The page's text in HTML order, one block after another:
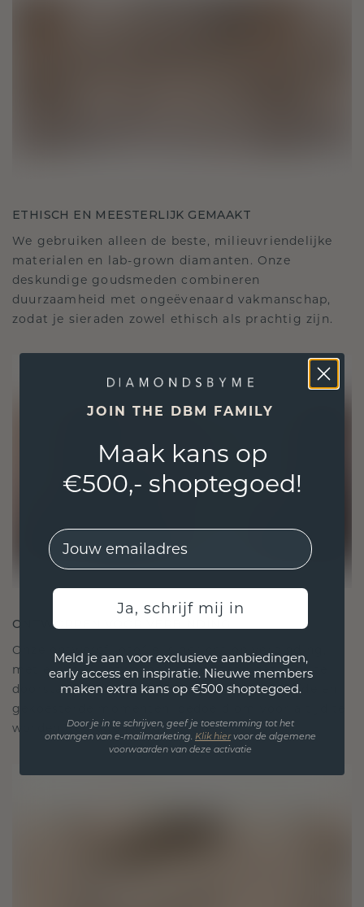
ETHISCH EN MEESTERLIJK GEMAAKT
We gebruiken alleen de beste, milieuvriendelijke
materialen en lab-grown diamanten. Onze
deskundige goudsmeden combineren
duurzaamheid met ongeëvenaard vakmanschap,
zodat je sieraden zowel ethisch als prachtig zijn.
ONTWORPEN VOOR VERBINDING
Onze ontwerpfilosofie is gericht op verbinding,
met elk stuk ontworpen om de tand des tijds te
doorstaan. Het wordt jouw symbool van liefde en
gekoesterde momenten, bedoeld om voor altijd te
worden gedragen en gekoesterd.
JOIN THE DBM FAMILY
Maak kans op
€500,- shoptegoed!
EMail
Ja, schrijf mij in
Meld je aan voor exclusieve aanbiedingen,
early access en inspiratie. Nieuwe members
maken extra kans op €500 shoptegoed.
Door je in te schrijven, geef je toestemming tot het
ontvangen van e-mailmarketing. Klik hiervoor de algemene
voorwaarden van deze activatie